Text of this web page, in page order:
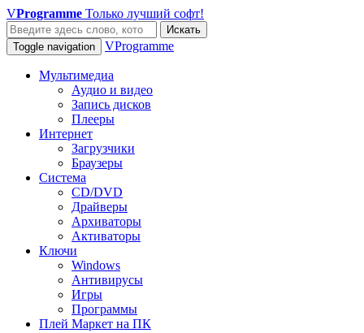
VProgramme Только лучший софт!
Искать
Toggle navigation
VProgramme
Мультимедиа
Аудио и видео
Запись дисков
Плееры
Интернет
Загрузчики
Браузеры
Система
CD/DVD
Драйверы
Архиваторы
Активаторы
Ключи
Windows
Антивирусы
Игры
Программы
Плей Маркет на ПК